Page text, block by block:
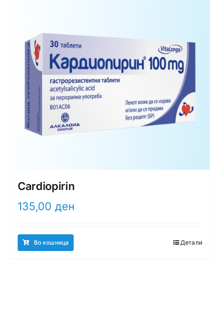
Cardiopirin
135,00 ден
Во кошница Детали